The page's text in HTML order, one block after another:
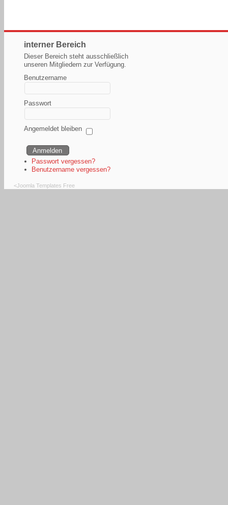
interner Bereich
Dieser Bereich steht ausschließlich
unseren Mitgliedern zur Verfügung.
Benutzername
Passwort
Angemeldet bleiben
Passwort vergessen?
Benutzername vergessen?
<Joomla Templates Free